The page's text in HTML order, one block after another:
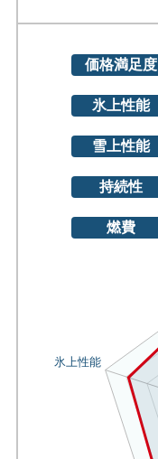
価格満足度
氷上性能
雪上性能
持続性
燃費